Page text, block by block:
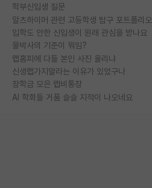
학부신입생 질문
알츠하이머 관련 고등학생 탐구 포트폴리오
입학도 안한 신입생이 원래 관심을 받나요
물박사의 기준이 뭐임?
랩홈피에 다들 본인 사진 올리냐
신생랩가지말라는 이유가 있었구나
장학금 모은 랩비통장
AI 학회들 거품 슬슬 지적이 나오네요